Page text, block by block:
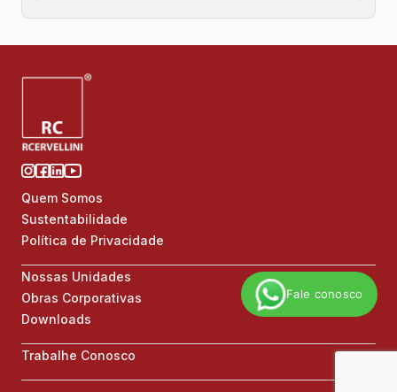
Fale conosco
Quem Somos
Sustentabilidade
Política de Privacidade
Nossas Unidades
Obras Corporativas
Downloads
Trabalhe Conosco